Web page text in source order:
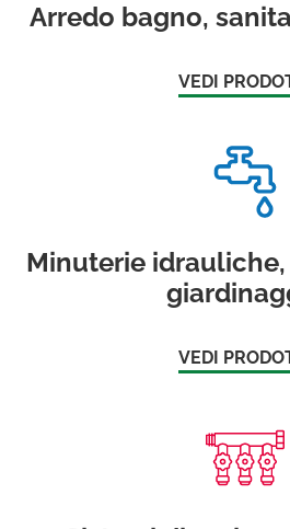
Arredo bagno,
VEDI
Minuterie
VEDI